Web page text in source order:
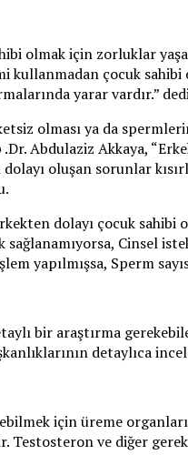
olmak için zorluklar
kullanmadan çocuk
yarar vardır.”
olması ya da
Abdulaziz Akkaya,
oluşan sorunlar
dolayı çocuk
Cinsel
yapılmışsa, Sperm
bir araştırma
detaylıca
için üreme
Testosteron ve diğer